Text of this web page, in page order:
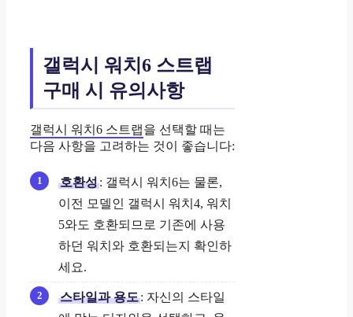
갤럭시 워치6 스트랩
구매 시 유의사항
갤럭시 워치6 스트랩을 선택할 때는
다음 사항을 고려하는 것이 좋습니다:
호환성: 갤럭시 워치6는 물론,
이전 모델인 갤럭시 워치4, 워치
5와도 호환되므로 기존에 사용
하던 워치와 호환되는지 확인하
세요.
스타일과 용도: 자신의 스타일